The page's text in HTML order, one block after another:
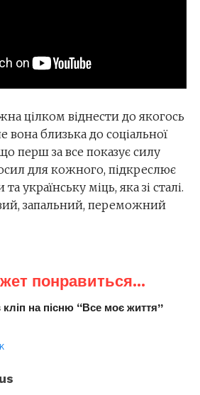
цілком віднести до якогось
вона близька до соціальної
перш за все показує силу
для кожного, підкреслює
українську міць, яка зі сталі.
запальний, переможний
понравиться...
на пісню “Все моє життя”